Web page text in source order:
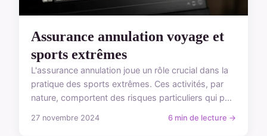
Assurance annulation voyage et
sports extrêmes
L'assurance annulation joue un rôle crucial dans la
pratique des sports extrêmes. Ces activités, par
nature, comportent des risques particuliers qui p...
27 novembre 2024 6 min de lecture →